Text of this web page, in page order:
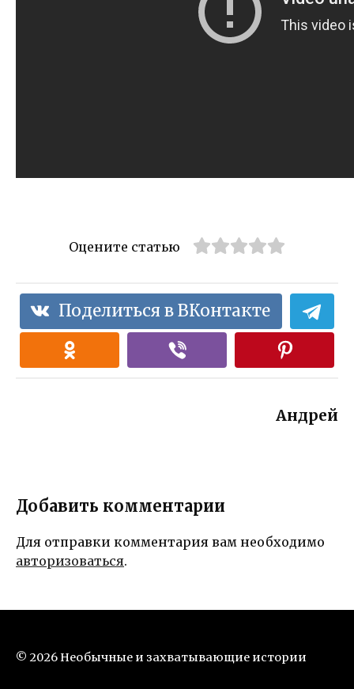
Оцените статью
Поделиться в ВКонтакте
Андрей
Добавить комментарии
Для отправки комментария вам необходимо
авторизоваться.
© 2026 Необычные и захватывающие истории